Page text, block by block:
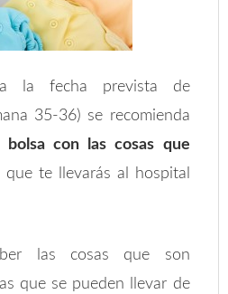
la fecha prevista de
35-36) se recomienda
bolsa con las cosas que
que te llevarás al hospital
las cosas que son
que se pueden llevar de